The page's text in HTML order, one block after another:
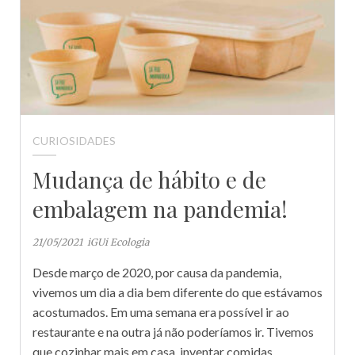
CURIOSIDADES
Mudança de hábito e de
embalagem na pandemia!
21/05/2021 iGUi Ecologia
Desde março de 2020, por causa da pandemia,
vivemos um dia a dia bem diferente do que estávamos
acostumados. Em uma semana era possível ir ao
restaurante e na outra já não poderíamos ir. Tivemos
que cozinhar mais em casa, inventar comidas